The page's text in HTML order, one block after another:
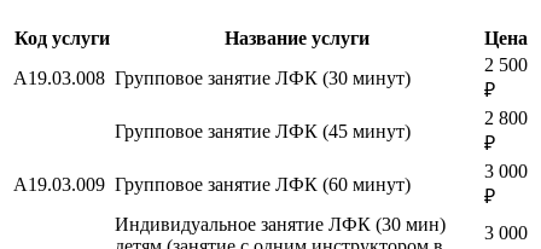
Код услуги Название услуги
Цена
A19.03.008 Групповое занятие ЛФК (30 минут)
2 500
₽
Групповое занятие ЛФК (45 минут)
2 800
₽
A19.03.009 Групповое занятие ЛФК (60 минут)
3 000
₽
Индивидуальное занятие ЛФК (30 мин)
3 000